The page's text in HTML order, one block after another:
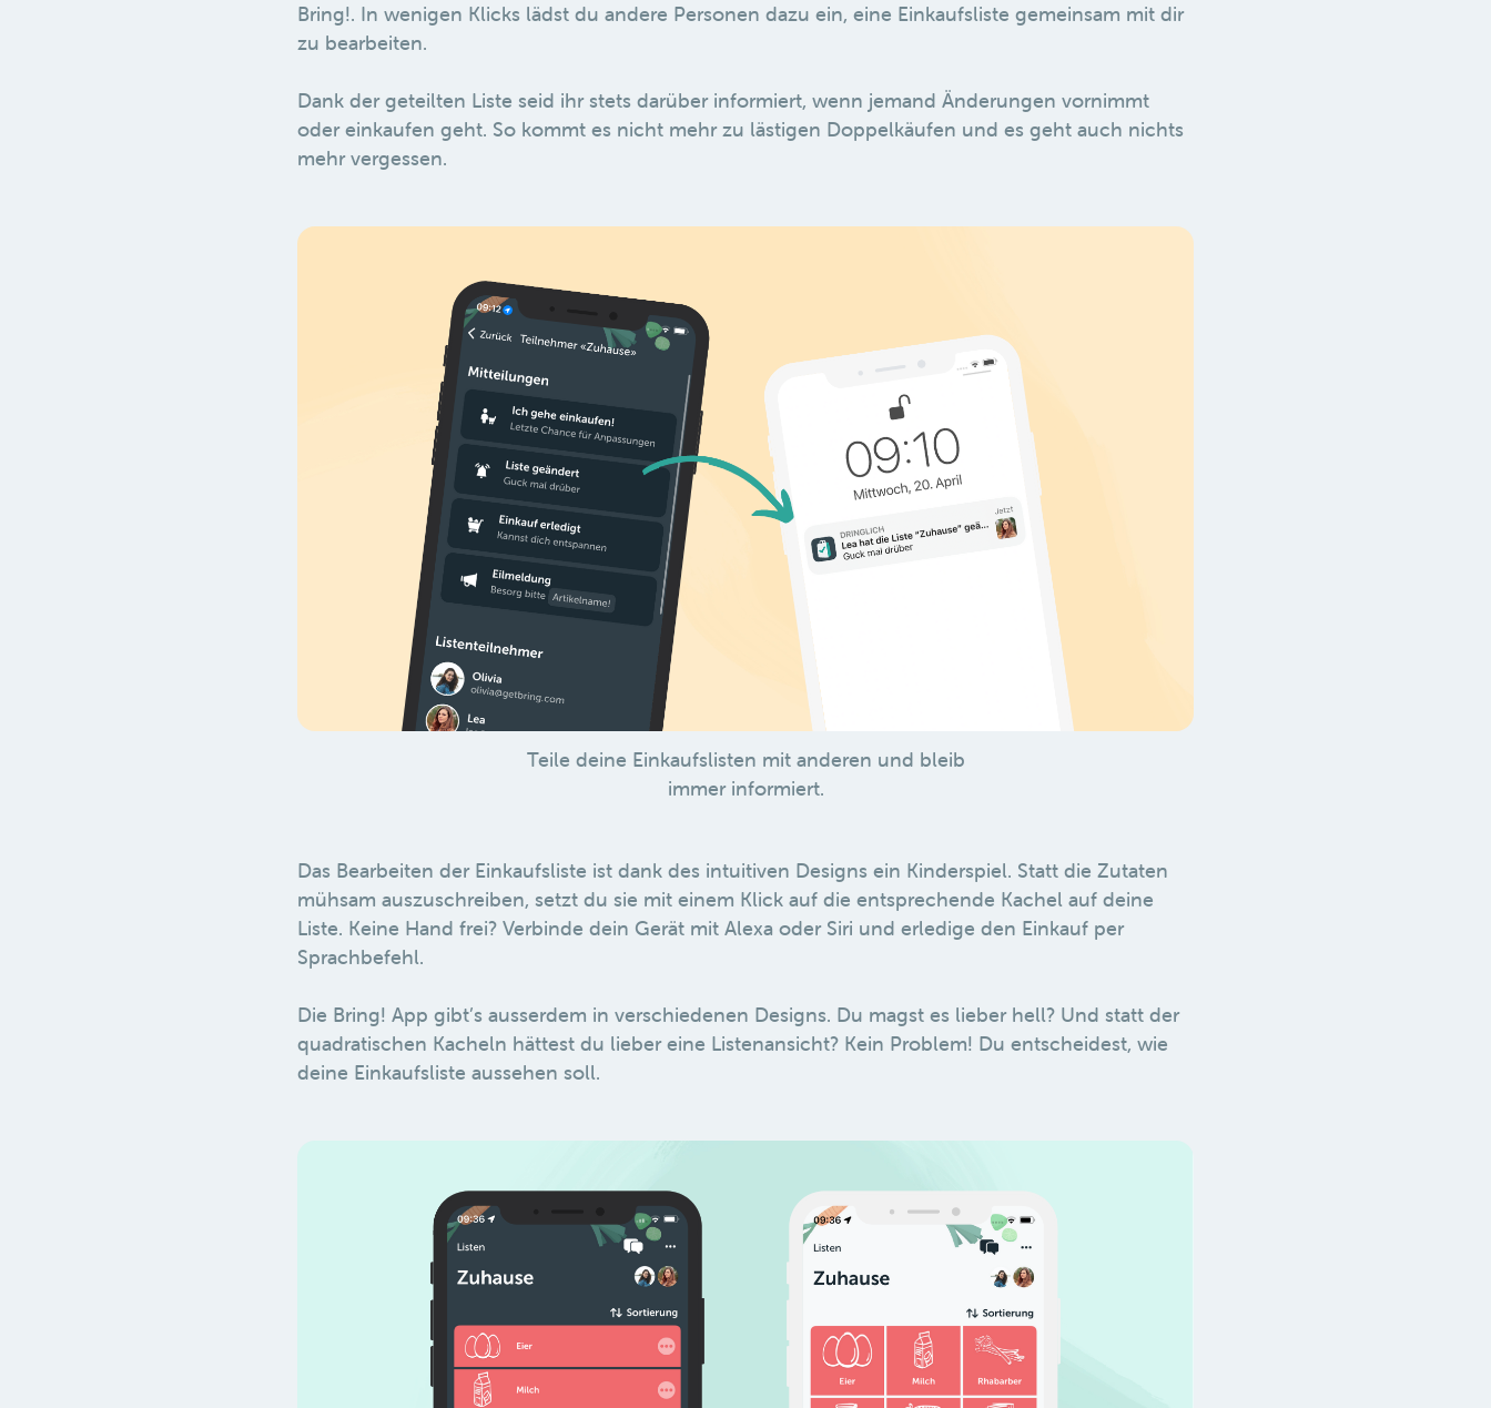
Bring!. In wenigen Klicks lädst du andere Personen dazu ein, eine Einkaufsliste gemeinsam mit dir
zu bearbeiten.
Dank der geteilten Liste seid ihr stets darüber informiert, wenn jemand Änderungen vornimmt
oder einkaufen geht. So kommt es nicht mehr zu lästigen Doppelkäufen und es geht auch nichts
mehr vergessen.
Teile deine Einkaufslisten mit anderen und bleib
immer informiert.
Das Bearbeiten der Einkaufsliste ist dank des intuitiven Designs ein Kinderspiel. Statt die Zutaten
mühsam auszuschreiben, setzt du sie mit einem Klick auf die entsprechende Kachel auf deine
Liste. Keine Hand frei? Verbinde dein Gerät mit Alexa oder Siri und erledige den Einkauf per
Sprachbefehl.
Die Bring! App gibt’s ausserdem in verschiedenen Designs. Du magst es lieber hell? Und statt der
quadratischen Kacheln hättest du lieber eine Listenansicht? Kein Problem! Du entscheidest, wie
deine Einkaufsliste aussehen soll.